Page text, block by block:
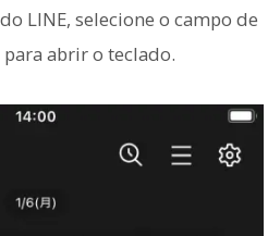
LINE, selecione o campo de
abrir o teclado.